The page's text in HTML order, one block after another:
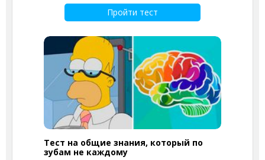
Пройти тест
Тест на общие знания, который по
зубам не каждому